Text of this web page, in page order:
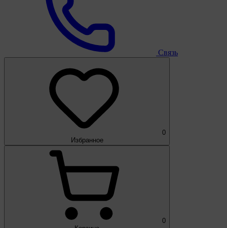
Связь
0
Избранное
0